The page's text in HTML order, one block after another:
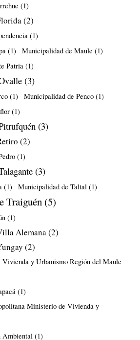
(1)
(2)
(1)
(1) Municipalidad de Maule (1)
Patria (1)
(3)
(1) Municipalidad de Penco (1)
(1)
(3)
(2)
(1)
(3)
(1) Municipalidad de Taltal (1)
Traiguén (5)
(1)
Alemana(2)
(2)
y Urbanismo Región del Maule
(1)
Ministerio de Vivienda y
Ambiental (1)